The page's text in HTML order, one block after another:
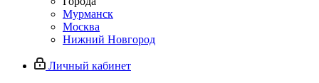
Мурманск
Москва
Нижний Новгород
Личный кабинет